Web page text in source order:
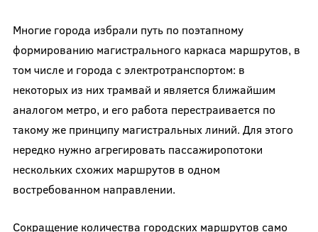
Многие города избрали путь по поэтапному
формированию магистрального каркаса маршрутов, в
том числе и города с электротранспортом: в
некоторых из них трамвай и является ближайшим
аналогом метро, и его работа перестраивается по
такому же принципу магистральных линий. Для этого
нередко нужно агрегировать пассажиропотоки
нескольких схожих маршрутов в одном
востребованном направлении.
Сокращение количества городских маршрутов само